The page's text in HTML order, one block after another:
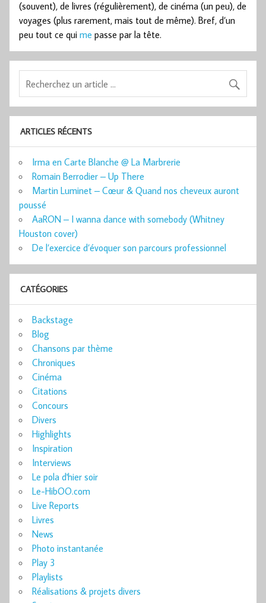
(souvent), de livres (régulièrement), de cinéma (un peu), de
voyages (plus rarement, mais tout de même). Bref, d’un
peu tout ce qui me passe par la tête.
ARTICLES RÉCENTS
Irma en Carte Blanche @ La Marbrerie
Romain Berrodier – Up There
Martin Luminet – Cœur & Quand nos cheveux auront
poussé
AaRON – I wanna dance with somebody (Whitney
Houston cover)
De l’exercice d’évoquer son parcours professionnel
CATÉGORIES
Backstage
Blog
Chansons par thème
Chroniques
Cinéma
Citations
Concours
Divers
Highlights
Inspiration
Interviews
Le pola d'hier soir
Le-HibOO.com
Live Reports
Livres
News
Photo instantanée
Play 3
Playlists
Réalisations & projets divers